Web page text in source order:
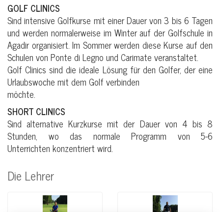
GOLF CLINICS
Sind intensive Golfkurse mit einer Dauer von 3 bis 6 Tagen
und werden normalerweise im Winter auf der Golfschule in
Agadir organisiert. Im Sommer werden diese Kurse auf den
Schulen von Ponte di Legno und Carimate veranstaltet.
Golf Clinics sind die ideale Lösung für den Golfer, der eine
Urlaubswoche mit dem Golf verbinden
möchte.
SHORT CLINICS
Sind alternative Kurzkurse mit der Dauer von 4 bis 8
Stunden, wo das normale Programm von 5-6
Unterrichten konzentriert wird.
Die Lehrer